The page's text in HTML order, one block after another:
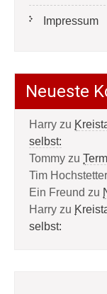
Impressum
Neueste
Harry zu
selbst:
Tommy zu
Tim Hochstetter
Ein Freund zu
Harry zu
selbst: